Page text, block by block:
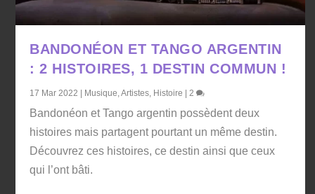
BANDONÉON ET TANGO ARGENTIN
: 2 HISTOIRES, 1 DESTIN COMMUN !
17 Mar 2022 | Musique ,Artistes Histoire | 2
Bandonéon et Tango argentin possèdent deux
histoires mais partagent pourtant un même destin.
Découvrez ces histoires, ce destin ainsi que ceux
qui l’ont bâti.